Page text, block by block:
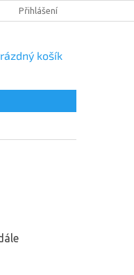
OCHRANY OSOBNÍCH ÚDAJŮ
Přihlášení
košík